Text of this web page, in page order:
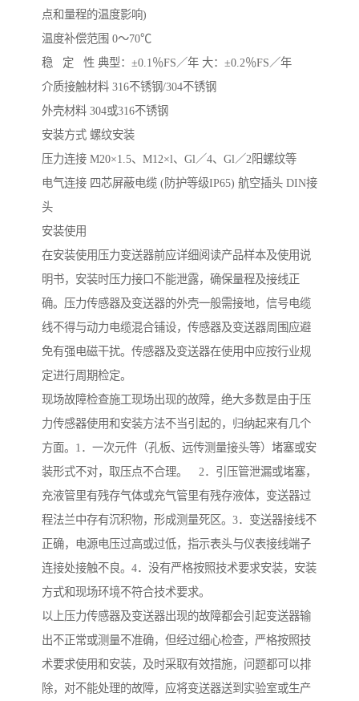
点和量程的温度影响)
温度补偿范围 0～70℃
稳 定 性 典型：±0.1％FS／年 大：±0.2％FS／年
介质接触材料 316不锈钢/304不锈钢
外壳材料 304或316不锈钢
安装方式 螺纹安装
压力连接 M20×1.5、M12×l、Gl／4、Gl／2阳螺纹等
电气连接 四芯屏蔽电缆 (防护等级IP65) 航空插头 DIN接
头
安装使用
在安装使用压力变送器前应详细阅读产品样本及使用说
明书，安装时压力接口不能泄露，确保量程及接线正
确。压力传感器及变送器的外壳一般需接地，信号电缆
线不得与动力电缆混合铺设，传感器及变送器周围应避
免有强电磁干扰。传感器及变送器在使用中应按行业规
定进行周期检定。
现场故障检查施工现场出现的故障，绝大多数是由于压
力传感器使用和安装方法不当引起的，归纳起来有几个
方面。1．一次元件（孔板、远传测量接头等）堵塞或安
装形式不对，取压点不合理。 2．引压管泄漏或堵塞，
充液管里有残存气体或充气管里有残存液体，变送器过
程法兰中存有沉积物，形成测量死区。3．变送器接线不
正确，电源电压过高或过低，指示表头与仪表接线端子
连接处接触不良。4．没有严格按照技术要求安装，安装
方式和现场环境不符合技术要求。
以上压力传感器及变送器出现的故障都会引起变送器输
出不正常或测量不准确，但经过细心检查，严格按照技
术要求使用和安装，及时采取有效措施，问题都可以排
除，对不能处理的故障，应将变送器送到实验室或生产